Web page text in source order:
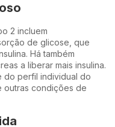
2 incluem
de glicose, que
Há também
a liberar mais insulina.
do perfil individual do
outras condições de